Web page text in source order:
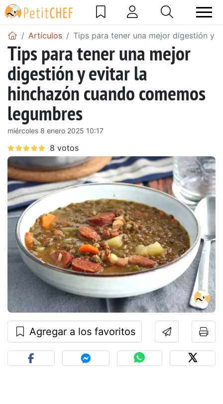
Artículos Tips para tener una mejor digestión y
Tips para tener una mejor
digestión y evitar la
hinchazón cuando comemos
legumbres
miércoles 8 enero 2025 10:17
Agregar a los favoritos